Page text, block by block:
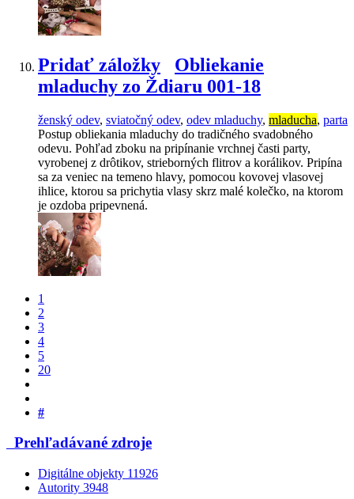
Pridať záložky
Obliekanie
mladuchy zo Ždiaru 001-18
ženský odev, sviatočný odev, odev mladuchy, mladucha, parta
Postup obliekania mladuchy do tradičného svadobného
odevu. Pohľad zboku na pripínanie vrchnej časti party,
vyrobenej z drôtikov, strieborných flitrov a korálikov. Pripína
sa za veniec na temeno hlavy, pomocou kovovej vlasovej
ihlice, ktorou sa prichytia vlasy skrz malé kolečko, na ktorom
je ozdoba pripevnená.
1
2
3
4
5
20
#
Prehľadávané zdroje
Digitálne objekty 11926
Autority 3948